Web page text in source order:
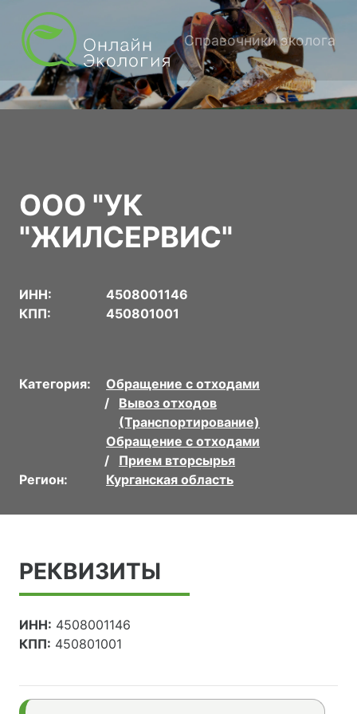
Справочники эколога
ООО "УК
"ЖИЛСЕРВИС"
ИНН:
4508001146
КПП:
450801001
Категория:
Обращение с отходами
Вывоз отходов
(Транспортирование)
Обращение с отходами
Прием вторсырья
Регион:
Курганская область
РЕКВИЗИТЫ
ИНН: 4508001146
КПП: 450801001